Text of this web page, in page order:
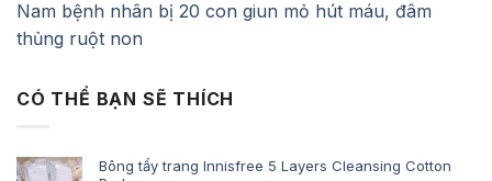
Nam bệnh nhân bị 20 con giun mỏ hút máu, đâm
thủng ruột non
CÓ THỂ BẠN SẼ THÍCH
Bông tẩy trang Innisfree 5 Layers Cleansing Cotton